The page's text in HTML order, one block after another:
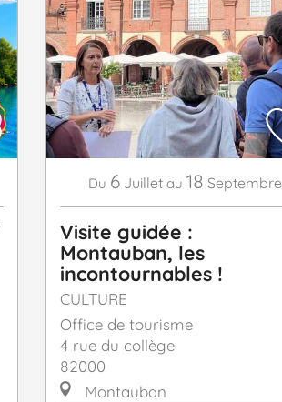
Du 6 Juillet au 18 Septembre
Visite guidée :
Montauban, les
incontournables !
CULTURE
Office de tourisme
4 rue du collège
82000
Montauban